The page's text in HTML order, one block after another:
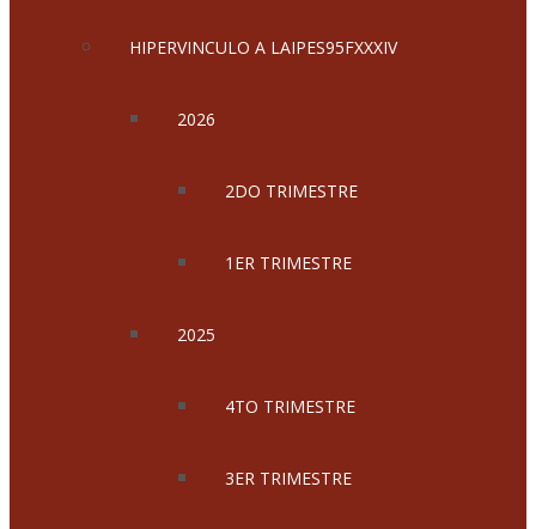
HIPERVINCULO A LAIPES95FXXXIV
2026
2DO TRIMESTRE
1ER TRIMESTRE
2025
4TO TRIMESTRE
3ER TRIMESTRE